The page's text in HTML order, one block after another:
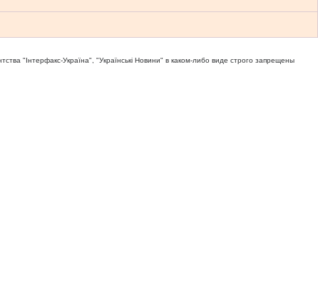
"Iнтерфакс-Україна", "Українськi Новини" в каком-либо виде строго запрещены